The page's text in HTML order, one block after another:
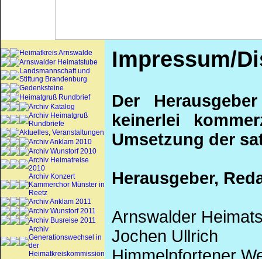
Heimatkreis Arnswalde
Arnswalder Heimatstube
Landsmannschaft und
Stiftung Brandenburg
Gedenksteine
Heimatgruß Rundbrief
Archiv Katalog
Archiv Heimatgruß
Rundbriefe
Aktuelles, Veranstaltungen
Archiv Anklam 2010
Archiv Wunstorf 2010
Archiv Heimatreise
2010
Archiv Konzert
Kammerchor Münster in
Reetz
Archiv Anklam 2011
Archiv Wunstorf 2011
Archiv Busreise 2011
Archiv
Generationswechsel in
der
Heimatkreiskommission
Impressum/
Der
keinerlei
Umsetzung der
Herausgeber,
Arnswalder
Jochen Ullrich